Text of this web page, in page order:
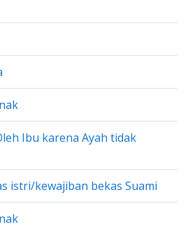
Ibu karena Ayah tidak
istri/kewajiban bekas Suami